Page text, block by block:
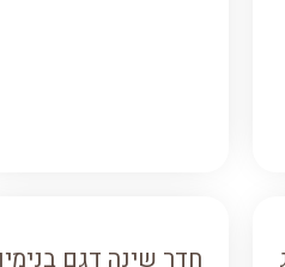
חדר שינה דגם